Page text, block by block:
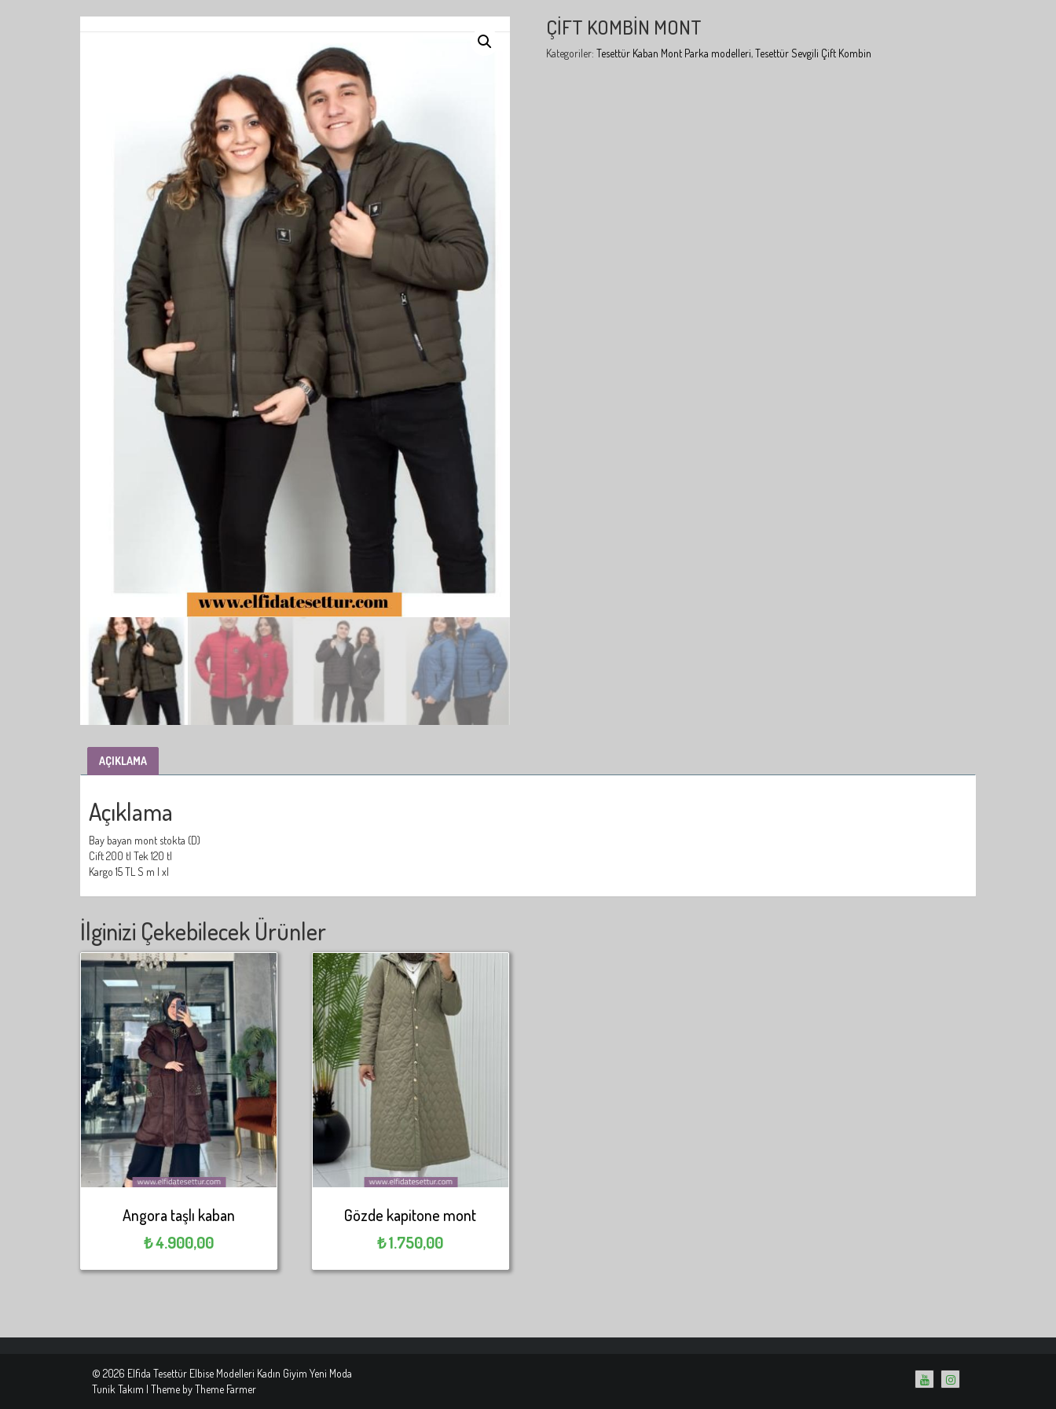
ÇIFT KOMBIN MONT
Kategoriler: Tesettür Kaban Mont Parka modelleri,Tesettür Sevgili Çift Kombin
AÇIKLAMA
Açıklama
Bay bayan mont stokta (D)
Cift 200 tl Tek 120 tl
Kargo 15 TL S m l xl
İlginizi Çekebilecek Ürünler
Angora taşlı kaban
₺4.900,00
Gözde kapitone mont
₺1.750,00
© 2026 Elfida Tesettür Elbise Modelleri Kadın Giyim Yeni Moda
Tunik Takım | Theme byTheme Farmer